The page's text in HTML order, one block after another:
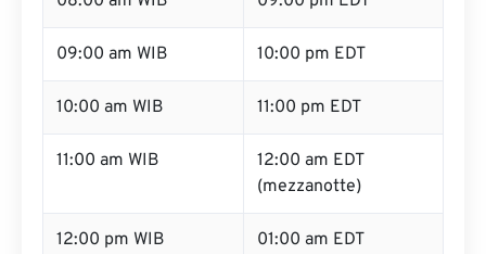
09:00 am WIB 10:00 pm EDT
10:00 am WIB 11:00 pm EDT
11:00 am WIB
12:00 am EDT
(mezzanotte)
12:00 pm WIB
01:00 am EDT